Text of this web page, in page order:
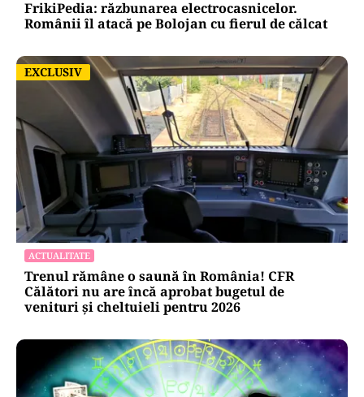
FrikiPedia: răzbunarea electrocasnicelor.
Românii îl atacă pe Bolojan cu fierul de călcat
EXCLUSIV
EXCLUSIV
ACTUALITATE
Trenul rămâne o saună în România! CFR
Călători nu are încă aprobat bugetul de
venituri și cheltuieli pentru 2026